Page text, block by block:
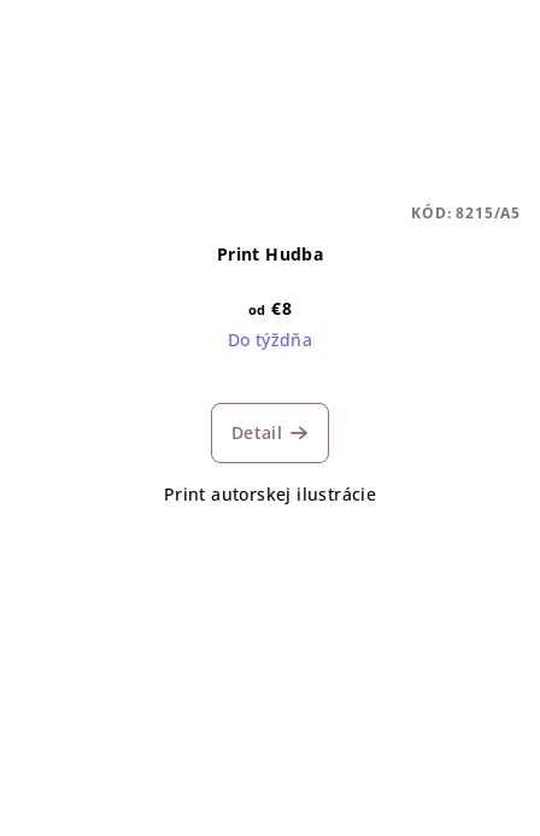
Print Hudba
od €8
Do týždňa
Detail
Print autorskej ilustrácie
KÓD:8215/A5